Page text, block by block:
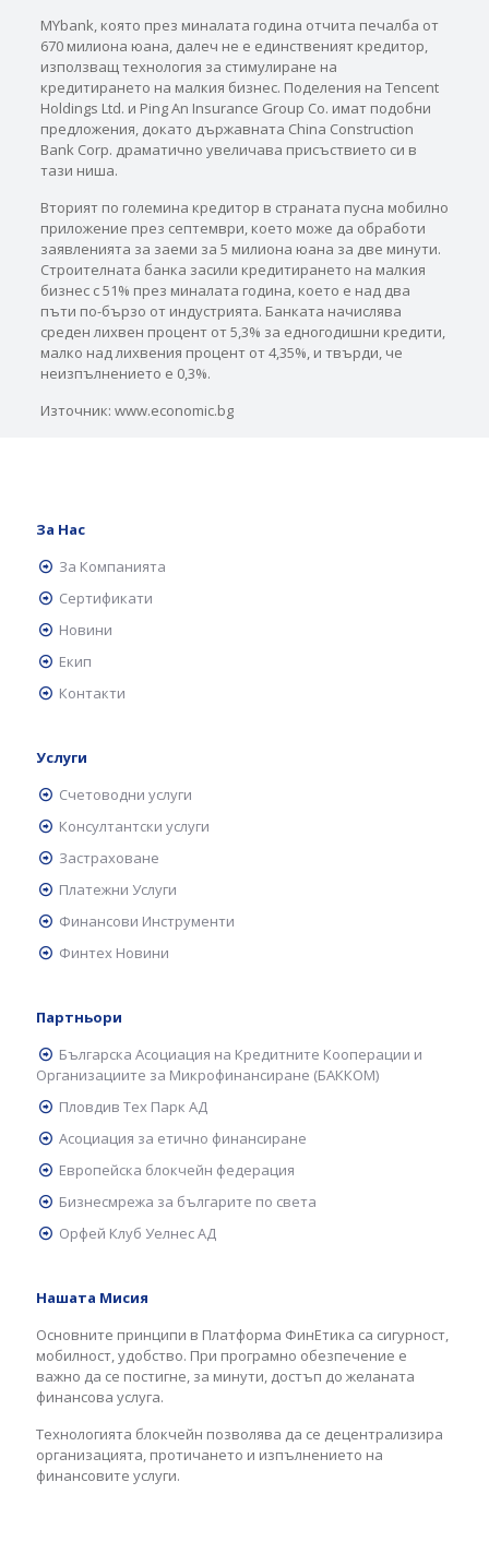
MYbank, която през миналата година отчита печалба от
670 милиона юана, далеч не е единственият кредитор,
използващ технология за стимулиране на
кредитирането на малкия бизнес. Поделения на Tencent
Holdings Ltd. и Ping An Insurance Group Co. имат подобни
предложения, докато държавната China Construction
Bank Corp. драматично увеличава присъствието си в
тази ниша.
Вторият по големина кредитор в страната пусна мобилно
приложение през септември, което може да обработи
заявленията за заеми за 5 милиона юана за две минути.
Строителната банка засили кредитирането на малкия
бизнес с 51% през миналата година, което е над два
пъти по-бързо от индустрията. Банката начислява
среден лихвен процент от 5,3% за едногодишни кредити,
малко над лихвения процент от 4,35%, и твърди, че
неизпълнението е 0,3%.
Източник: www.economic.bg
За Нас
За Компанията
Сертификати
Новини
Екип
Контакти
Услуги
Счетоводни услуги
Консултантски услуги
Застраховане
Платежни Услуги
Финансови Инструменти
Финтех Новини
Партньори
Българска Асоциация на Кредитните Кооперации и
Организациите за Микрофинансиране (БАККОМ)
Пловдив Тех Парк АД
Асоциация за етично финансиране
Европейска блокчейн федерация
Бизнесмрежа за българите по света
Орфей Клуб Уелнес АД
Нашата Мисия
Основните принципи в Платформа ФинЕтика са сигурност,
мобилност, удобство. При програмно обезпечение е
важно да се постигне, за минути, достъп до желаната
финансова услуга.
Технологията блокчейн позволява да се децентрализира
организацията, протичането и изпълнението на
финансовите услуги.